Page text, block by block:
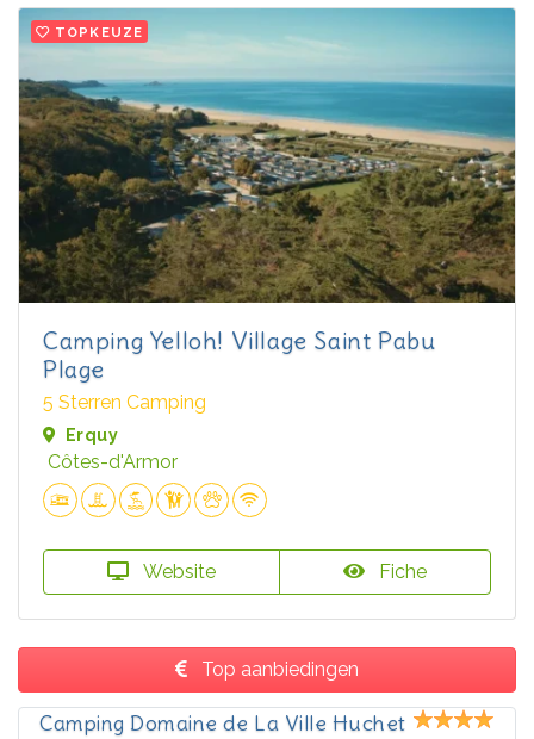
TOPKEUZE
Camping Yelloh! Village Saint Pabu
Plage
5 Sterren Camping
Erquy
Côtes-d'Armor
Website Fiche
Top aanbiedingen
Camping Domaine de La Ville Huchet